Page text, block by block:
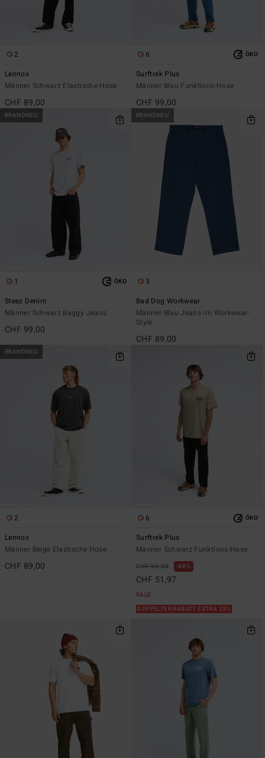
2
Lennox
Männer Schwarz Elastische Hose
CHF 89,00
6 ÖKO
Surftrek Plus
Männer Blau Funktions-Hose
CHF 99,00
BRANDNEU
1 ÖKO
Steez Denim
Männer Schwarz Baggy Jeans
CHF 99,00
BRANDNEU
3
Bad Dog Workwear
Männer Blau Jeans im Workwear-
Style
CHF 89,00
BRANDNEU
2
Lennox
Männer Beige Elastische Hose
CHF 89,00
6 ÖKO
Surftrek Plus
Männer Schwarz Funktions-Hose
CHF 99,00 48%
CHF 51,97
SALE
DOPPELTER RABATT EXTRA 25%